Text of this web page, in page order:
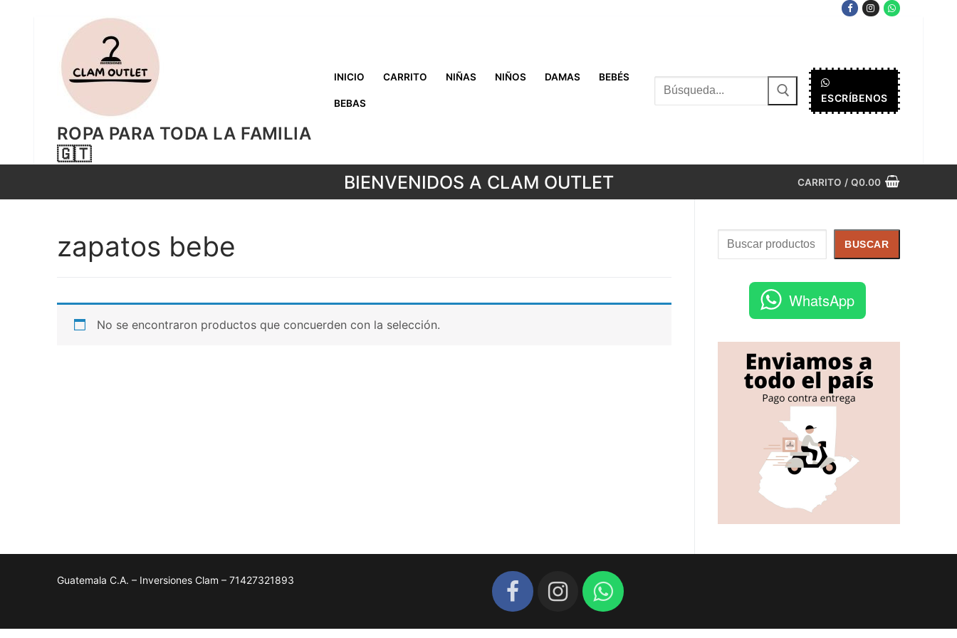
ROPA PARA TODA LA FAMILIA
🇬🇹
INICIO CARRITO NIÑAS NIÑOS DAMAS BEBÉS
BEBAS
Buscar
por:
ESCRÍBENOS
BIENVENIDOS A CLAM OUTLET CARRITO / Q0.00
zapatos bebe
No se encontraron productos que concuerden con la selección.
Buscar BUSCAR
WhatsApp
Guatemala C.A. – Inversiones Clam – 71427321893